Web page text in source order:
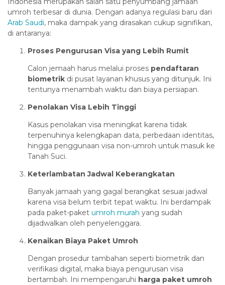
panel
satın al
panel
panel
panel
panel
panel
panel
umroh terbesar di dunia. Dengan adanya regulasi baru dari
Arab Saudi, maka dampak yang dirasakan cukup signifikan,
di antaranya:
Proses Pengurusan Visa yang Lebih Rumit
Calon jemaah harus melalui proses pendaftaran
biometrik di pusat layanan khusus yang ditunjuk. Ini
tentunya menambah waktu dan biaya persiapan.
Penolakan Visa Lebih Tinggi
Kasus penolakan visa meningkat karena tidak
terpenuhinya kelengkapan data, perbedaan identitas,
hingga penggunaan visa non-umroh untuk masuk ke
Tanah Suci.
Keterlambatan Jadwal Keberangkatan
Banyak jamaah yang gagal berangkat sesuai jadwal
karena visa belum terbit tepat waktu. Ini berdampak
pada paket-paket umroh murah yang sudah
dijadwalkan oleh penyelenggara.
Kenaikan Biaya Paket Umroh
Dengan prosedur tambahan seperti biometrik dan
verifikasi digital, maka biaya pengurusan visa
bertambah. Ini mempengaruhi harga paket umroh